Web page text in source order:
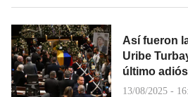
Así fueron
Uribe
último
13/08/2025 -